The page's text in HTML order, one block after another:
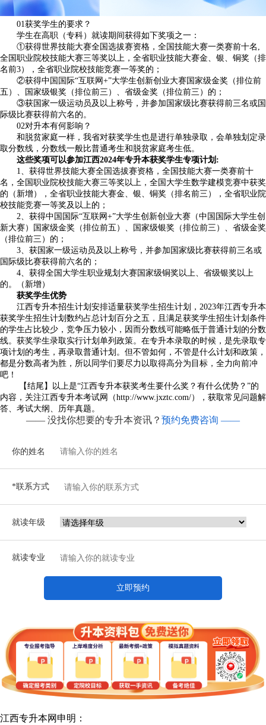
01获奖学生的要求？
学生在高职（专科）就读期间获得如下奖项之一：
①获得世界技能大赛全国选拔赛资格，全国技能大赛一类赛前十名,
全国职业院校技能大赛三等奖以上，全省职业技能大赛金、银、铜奖（排
名前3），全省职业院校技能竞赛一等奖的；
②获得中国国际“互联网+”大学生创新创业大赛国家级金奖（排位前
五）、国家级银奖（排位前三）、省级金奖（排位前三）的；
③获国家一级运动员及以上称号，并参加国家级比赛获得前三名或国
际级比赛获得前六名的。
02对升本有何影响？
和脱贫家庭一样，我省对获奖学生也是进行单独录取，会单独划定录
取分数线，分数线一般比普通考生和脱贫家庭考生低。
这些奖项可以参加江西2024年专升本获奖学生专项计划:
1、获得世界技能大赛全国选拔赛资格，全国技能大赛一类赛前十
名，全国职业院校技能大赛三等奖以上，全国大学生数学建模竞赛中获奖
的（新增），全省职业技能大赛金、银、铜奖（排名前三），全省职业院
校技能竞赛一等奖及以上的；
2、获得中国国际“互联网+”大学生创新创业大赛（中国国际大学生创
新大赛）国家级金奖（排位前五）、国家级银奖（排位前三）、省级金奖
（排位前三）的；
3、获国家一级运动员及以上称号，并参加国家级比赛获得前三名或
国际级比赛获得前六名的；
4、获得全国大学生职业规划大赛国家级铜奖以上、省级银奖以上
的。（新增）
获奖学生优势
江西专升本招生计划安排适量获奖学生招生计划，2023年江西专升本
获奖学生招生计划数约占总计划百分之五，且满足获奖学生招生计划条件
的学生占比较少，竞争压力较小，因而分数线可能略低于普通计划的分数
线。获奖学生录取实行计划单列政策。在专升本录取的时候，是先录取专
项计划的考生，再录取普通计划。但不管如何，不管是什么计划和政策，
都是分数高者为胜，所以同学们要尽力以取得高分为目标，全力向前冲
吧！
【结尾】以上是“江西专升本获奖考生要什么奖？有什么优势？ ”的
内容，关注江西专升本考试网（http://www.jxztc.com/），获取常见问题解
答、考试大纲、历年真题。
—— 没找你想要的专升本资讯？ 预约免费咨询 ——
你的姓名
*联系方式
就读年级
就读专业
立即预约
江西专升本网申明：